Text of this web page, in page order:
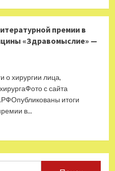
премии в
«Здравомыслие» —
о хирургии лица,
с сайта
итоги
в...